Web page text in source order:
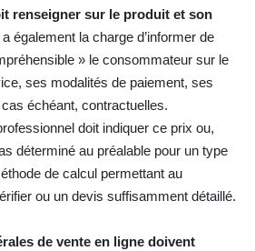
renseigner sur le produit et son
également la charge d’informer de
» le consommateur sur le
ses modalités de paiement, ses
échéant, contractuelles.
doit indiquer ce prix ou,
déterminé au préalable pour un type
de calcul permettant au
ou un devis suffisamment détaillé.
de vente en ligne doivent